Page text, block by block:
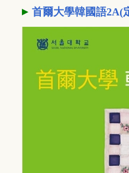
▸ 首爾大學韓國語2A(